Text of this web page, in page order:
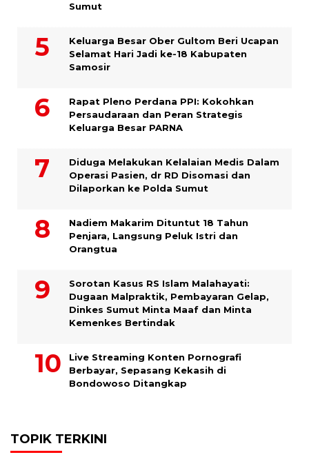
Sumut
Keluarga Besar Ober Gultom Beri Ucapan
Selamat Hari Jadi ke-18 Kabupaten
Samosir
Rapat Pleno Perdana PPI: Kokohkan
Persaudaraan dan Peran Strategis
Keluarga Besar PARNA
Diduga Melakukan Kelalaian Medis Dalam
Operasi Pasien, dr RD Disomasi dan
Dilaporkan ke Polda Sumut
​Nadiem Makarim Dituntut 18 Tahun
Penjara, Langsung Peluk Istri dan
Orangtua
Sorotan Kasus RS Islam Malahayati:
Dugaan Malpraktik, Pembayaran Gelap,
Dinkes Sumut Minta Maaf dan Minta
Kemenkes Bertindak
Live Streaming Konten Pornografi
Berbayar, Sepasang Kekasih di
Bondowoso Ditangkap
TOPIK TERKINI